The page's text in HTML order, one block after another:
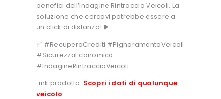
benefici dell’Indagine Rintraccio Veicoli. La
soluzione che cercavi potrebbe essere a
un click di distanza! ▶️
✅ #RecuperoCrediti #PignoramentoVeicoli
#SicurezzaEconomica
#IndagineRintraccioVeicoli
Link prodotto: Scopri i dati di qualunque
veicolo